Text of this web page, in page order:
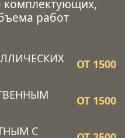
комплектующих,
работ
ОТ 1500
ОТ 1500
С